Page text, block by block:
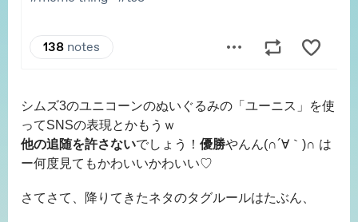
シムズ3のユニコーンのぬいぐるみの「ユーニス」を使
ってSNSの表現とかもうｗ
他の追随を許さないでしょう！ 優勝やんん(∩´∀｀)∩ は
ー何度見てもかわいいかわいい♡
さてさて、降りてきたネタのタグルールはたぶん、